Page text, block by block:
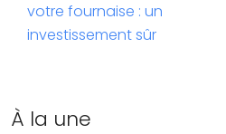
votre fournaise : un
investissement sûr
À la une